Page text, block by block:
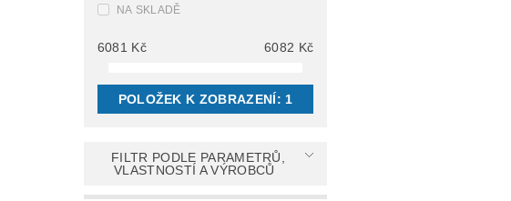
NA SKLADĚ
6081 Kč 6082 Kč
POLOŽEK K ZOBRAZENÍ: 1
FILTR PODLE PARAMETRŮ,
VLASTNOSTÍ A VÝROBCŮ